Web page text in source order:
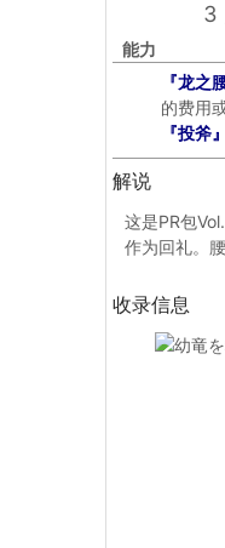
3
能力
『龙之
的费用
『投斧』
解说
这是PR包
作为回礼。
收录信息